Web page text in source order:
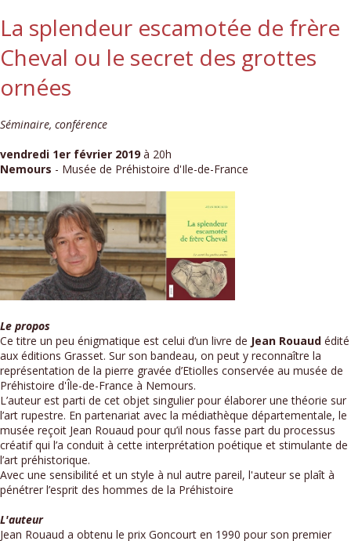
La splendeur escamotée de frère
Cheval ou le secret des grottes
ornées
Séminaire, conférence
vendredi 1er février 2019 à 20h
Nemours - Musée de Préhistoire d'Ile-de-France
Le propos
Ce titre un peu énigmatique est celui d’un livre de Jean Rouaud édité
aux éditions Grasset. Sur son bandeau, on peut y reconnaître la
représentation de la pierre gravée d’Etiolles conservée au musée de
Préhistoire d'Île-de-France à Nemours.
L’auteur est parti de cet objet singulier pour élaborer une théorie sur
l’art rupestre. En partenariat avec la médiathèque départementale, le
musée reçoit Jean Rouaud pour qu’il nous fasse part du processus
créatif qui l’a conduit à cette interprétation poétique et stimulante de
l’art préhistorique.
Avec une sensibilité et un style à nul autre pareil, l'auteur se plaît à
pénétrer l’esprit des hommes de la Préhistoire
L'auteur
Jean Rouaud a obtenu le prix Goncourt en 1990 pour son premier